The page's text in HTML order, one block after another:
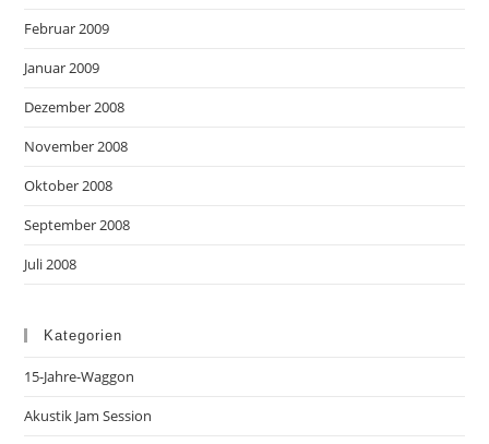
Februar 2009
Januar 2009
Dezember 2008
November 2008
Oktober 2008
September 2008
Juli 2008
Kategorien
15-Jahre-Waggon
Akustik Jam Session